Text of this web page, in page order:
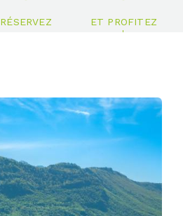
RÉSERVEZ
ET PROFITEZ
!